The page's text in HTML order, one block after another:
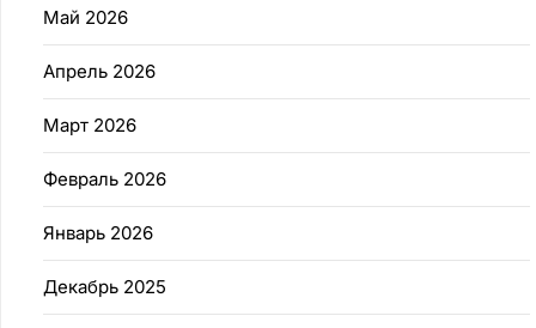
Май 2026
Апрель 2026
Март 2026
Февраль 2026
Январь 2026
Декабрь 2025